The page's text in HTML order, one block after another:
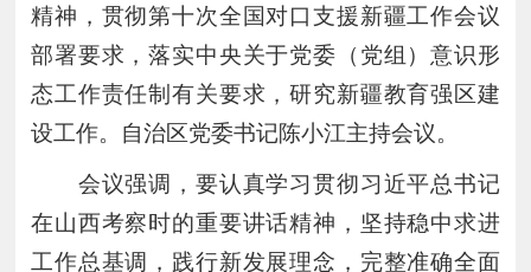
精神，贯彻第十次全国对口支援新疆工作会议
部署要求，落实中央关于党委（党组）意识形
态工作责任制有关要求，研究新疆教育强区建
设工作。自治区党委书记陈小江主持会议。
会议强调，要认真学习贯彻习近平总书记
在山西考察时的重要讲话精神，坚持稳中求进
工作总基调，践行新发展理念，完整准确全面